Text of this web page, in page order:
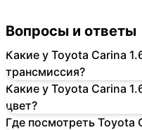
Вопросы и ответы
Какие у Toyota Carina
трансмиссия?
Какие у Toyota Carina
цвет?
Где посмотреть Toyota